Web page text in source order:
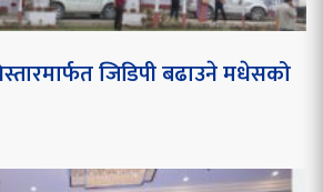
जिडिपी बढाउने मधेसको